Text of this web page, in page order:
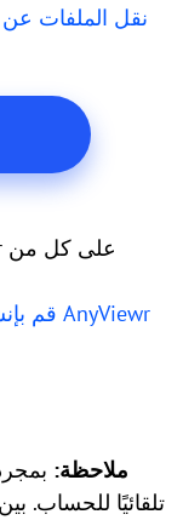
نقل الملفات عن
قم بإنشاء حساب AnyViewr
ملاحظة:
تلقائيًا للحساب.